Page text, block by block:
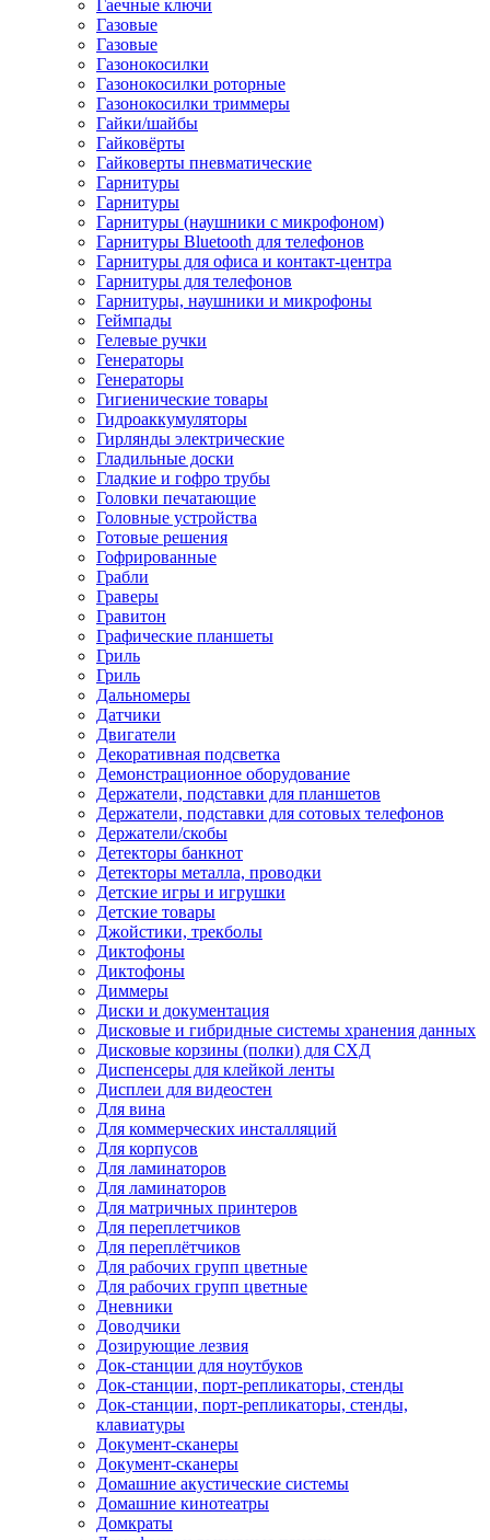
Гаечные ключи
Газовые
Газовые
Газонокосилки
Газонокосилки роторные
Газонокосилки триммеры
Гайки/шайбы
Гайковёрты
Гайковерты пневматические
Гарнитуры
Гарнитуры
Гарнитуры (наушники с микрофоном)
Гарнитуры Bluetooth для телефонов
Гарнитуры для офиса и контакт-центра
Гарнитуры для телефонов
Гарнитуры, наушники и микрофоны
Геймпады
Гелевые ручки
Генераторы
Генераторы
Гигиенические товары
Гидроаккумуляторы
Гирлянды электрические
Гладильные доски
Гладкие и гофро трубы
Головки печатающие
Головные устройства
Готовые решения
Гофрированные
Грабли
Граверы
Гравитон
Графические планшеты
Гриль
Гриль
Дальномеры
Датчики
Двигатели
Декоративная подсветка
Демонстрационное оборудование
Держатели, подставки для планшетов
Держатели, подставки для сотовых телефонов
Держатели/скобы
Детекторы банкнот
Детекторы металла, проводки
Детские игры и игрушки
Детские товары
Джойстики, трекболы
Диктофоны
Диктофоны
Диммеры
Диски и документация
Дисковые и гибридные системы хранения данных
Дисковые корзины (полки) для СХД
Диспенсеры для клейкой ленты
Дисплеи для видеостен
Для вина
Для коммерческих инсталляций
Для корпусов
Для ламинаторов
Для ламинаторов
Для матричных принтеров
Для переплетчиков
Для переплётчиков
Для рабочих групп цветные
Для рабочих групп цветные
Дневники
Доводчики
Дозирующие лезвия
Док-станции для ноутбуков
Док-станции, порт-репликаторы, стенды
Док-станции, порт-репликаторы, стенды,
клавиатуры
Документ-сканеры
Документ-сканеры
Домашние акустические системы
Домашние кинотеатры
Домкраты